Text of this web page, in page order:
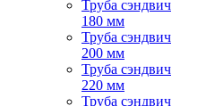
Труба сэндвич
180 мм
Труба сэндвич
200 мм
Труба сэндвич
220 мм
Труба сэндвич